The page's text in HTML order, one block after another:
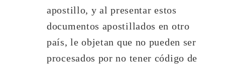
apostillo, y al presentar estos
documentos apostillados en otro
país, le objetan que no pueden ser
procesados por no tener código de